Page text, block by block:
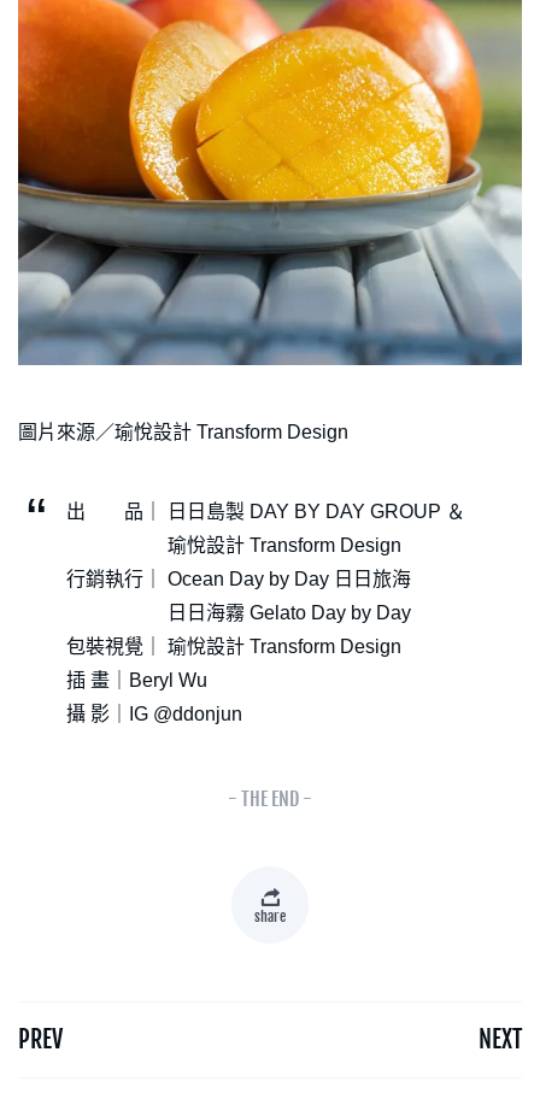
圖片來源／瑜悅設計 Transform Design
出 品｜ 日日島製 DAY BY DAY GROUP ＆
瑜悅設計 Transform Design
行銷執行｜ Ocean Day by Day 日日旅海
日日海霧 Gelato Day by Day
包裝視覺｜ 瑜悅設計 Transform Design
插 畫｜Beryl Wu
攝 影｜IG @ddonjun
- THE END -
share
PREV NEXT